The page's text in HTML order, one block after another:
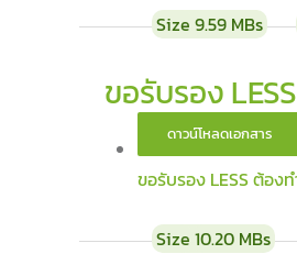
Size 9.59 MBs
ขอรับรอง
ขอรับรอง LESS ต้องท
Size 10.20 MBs